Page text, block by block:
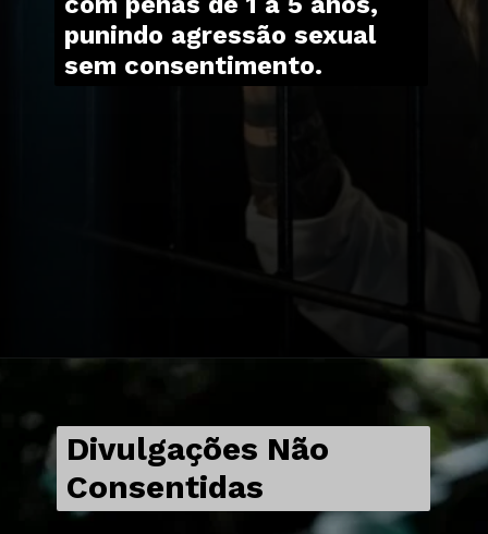
punindo agressão sexual
sem consentimento.
Divulgações Não
Consentidas